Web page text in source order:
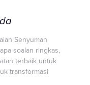
Senyuman
soalan ringkas,
terbaik untuk
transformasi